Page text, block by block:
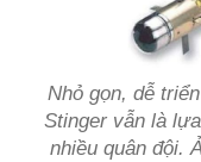
Nhỏ gọn, dễ
Stinger vẫn là
nhiều quân đội.